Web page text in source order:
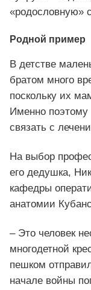
«родословную»
Родной пример
В детстве
братом много
поскольку их
Именно
связать с
На выбор
его дедушка,
кафедры
анатомии
– Это человек
многодетной
пешком
начале войны